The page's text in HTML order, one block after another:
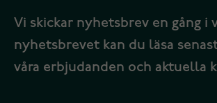
Vi skickar nyhetsbrev en gång i
nyhetsbrevet kan du läsa
våra erbjudanden och aktuella